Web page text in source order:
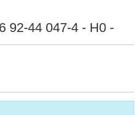
92-44 047-4 - H0 -